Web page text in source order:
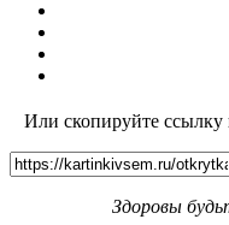
Или скопируйте ссылку
Здоровы